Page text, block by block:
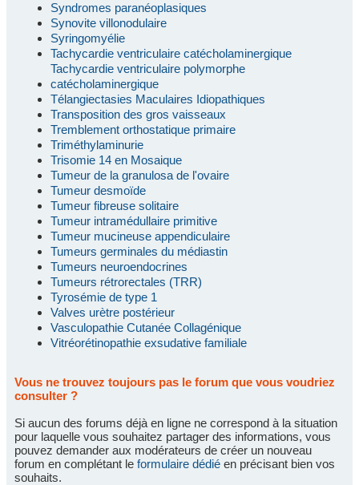
Syndromes paranéoplasiques
Synovite villonodulaire
Syringomyélie
Tachycardie ventriculaire catécholaminergique
Tachycardie ventriculaire polymorphe
catécholaminergique
Télangiectasies Maculaires Idiopathiques
Transposition des gros vaisseaux
Tremblement orthostatique primaire
Triméthylaminurie
Trisomie 14 en Mosaique
Tumeur de la granulosa de l'ovaire
Tumeur desmoïde
Tumeur fibreuse solitaire
Tumeur intramédullaire primitive
Tumeur mucineuse appendiculaire
Tumeurs germinales du médiastin
Tumeurs neuroendocrines
Tumeurs rétrorectales (TRR)
Tyrosémie de type 1
Valves urètre postérieur
Vasculopathie Cutanée Collagénique
Vitréorétinopathie exsudative familiale
Vous ne trouvez toujours pas le forum que vous voudriez
consulter ?
Si aucun des forums déjà en ligne ne correspond à la situation
pour laquelle vous souhaitez partager des informations, vous
pouvez demander aux modérateurs de créer un nouveau
forum en complétant le formulaire dédié en précisant bien vos
souhaits.